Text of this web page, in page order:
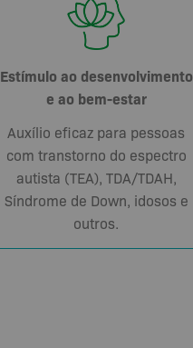
Estímulo ao desenvolvimento
e ao bem-estar
Auxílio eficaz para pessoas
com transtorno do espectro
autista (TEA), TDA/TDAH,
Síndrome de Down, idosos e
outros.